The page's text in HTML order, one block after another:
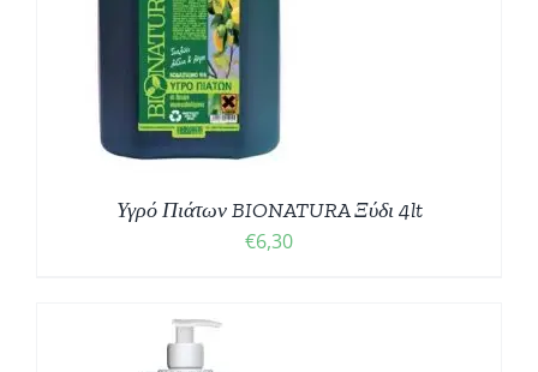
Υγρό Πιάτων BIONATURA Ξύδι 4lt
€6,30